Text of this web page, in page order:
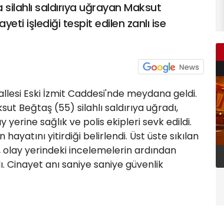
saldırıya uğrayan Maksut
işlediği tespit edilen zanlı ise
Eski İzmit Caddesi'nde meydana geldi.
Beğtaş (55) silahlı saldırıya uğradı,
yerine sağlık ve polis ekipleri sevk edildi.
yitirdiği belirlendi. Üst üste sıkılan
olay yerindeki incelemelerin ardından
Cinayet anı saniye saniye güvenlik